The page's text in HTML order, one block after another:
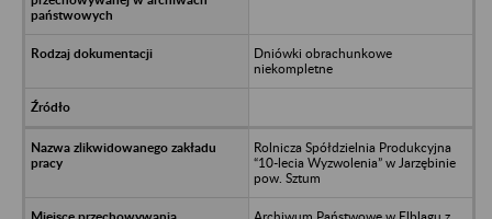
Dniówki obrachunkowe
niekompletne
Rolnicza Spółdzielnia Produkcyjna
“10-lecia Wyzwolenia” w Jarzębinie
pow. Sztum